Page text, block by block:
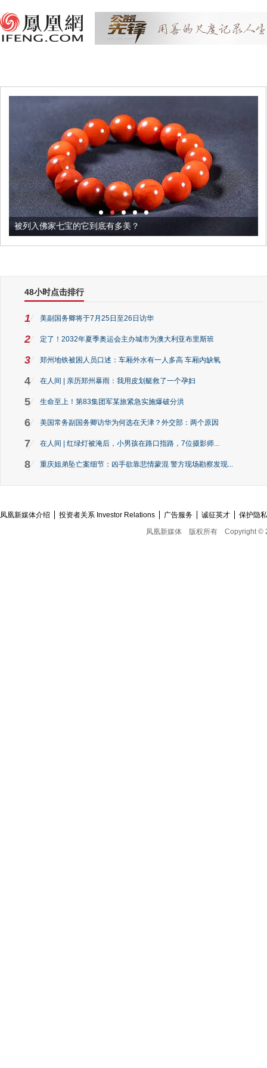
被列入佛家七宝的它到底有多美？
48小时点击排行
1 美副国务卿将于7月25日至26日访华
2 定了！2032年夏季奥运会主办城市为澳大利亚布里斯班
3 郑州地铁被困人员口述：车厢外水有一人多高 车厢内缺氧
4 在人间 | 亲历郑州暴雨：我用皮划艇救了一个孕妇
5 生命至上！第83集团军某旅紧急实施爆破分洪
6 美国常务副国务卿访华为何选在天津？外交部：两个原因
7 在人间 | 红绿灯被淹后，小男孩在路口指路，7位摄影师...
8 重庆姐弟坠亡案细节：凶手欲靠悲情蒙混 警方现场勘察发现...
凤凰新媒体介绍 投资者关系 Investor Relations 广告服务 诚征英才
保护隐
凤凰新媒体
版权所有 Copyright ©